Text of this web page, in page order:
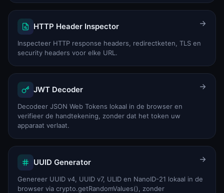
HTTP Header Inspector
Inspecteer HTTP response headers, redirectketen, TLS en
security headers voor elke URL.
JWT Decoder
Decodeer JSON Web Tokens lokaal in de browser en
verifieer de handtekening, zonder dat het token uw
apparaat verlaat.
UUID Generator
Genereer UUID v4, UUID v7, ULID en NanoID-21 lokaal in de
browser via crypto.getRandomValues(), zonder